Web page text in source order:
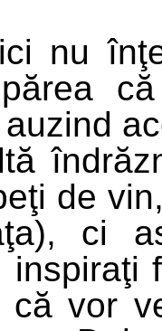
nu
de
ci
inspiraţi
că vor